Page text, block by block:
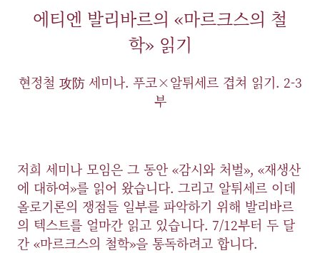
에티엔 발리바르의 «마르크스의 철
학» 읽기
현정철 攻防 세미나. 푸코×알튀세르 겹쳐 읽기. 2-3
부
저희 세미나 모임은 그 동안 «감시와 처벌», «재생산
에 대하여»를 읽어 왔습니다. 그리고 알튀세르 이데
올로기론의 쟁점들 일부를 파악하기 위해 발리바르
의 텍스트를 얼마간 읽고 있습니다. 7/12부터 두 달
간 «마르크스의 철학»을 통독하려고 합니다.